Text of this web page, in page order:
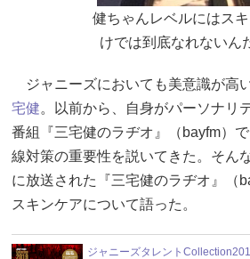
健ちゃんレベルにはス
けでは到底なれないん
ジャニーズにおいても美意識が高
宅健。以前から、自身がパーソナリ
番組『三宅健のラヂオ』（bayfm）
線対策の重要性を説いてきた。そん
に放送された『三宅健のラヂオ』（
スキンケアについて語った。
ジャニーズタレント